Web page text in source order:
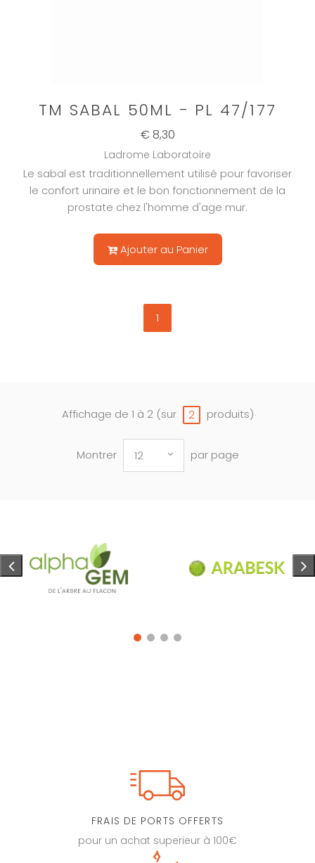
TM SABAL 50ML - PL 47/177
€ 8,30
Ladrome Laboratoire
Le sabal est traditionnellement utilisé pour favoriser
le confort urinaire et le bon fonctionnement de la
prostate chez l'homme d'age mur.
Ajouter au Panier
1
Affichage de 1 à 2 (sur 2 produits)
Montrer 12 par page
FRAIS DE PORTS OFFERTS
pour un achat superieur à 100€